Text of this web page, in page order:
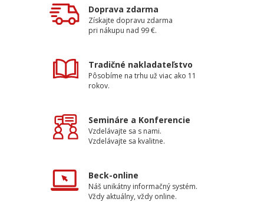
Doprava zdarma
Získajte dopravu zdarma
pri nákupu nad 99 €.
Tradičné nakladateľstvo
Pôsobíme na trhu už viac ako 11
rokov.
Semináre a Konferencie
Vzdelávajte sa s nami.
Vzdelávajte sa kvalitne.
Beck-online
Náš unikátny informačný systém.
Vždy aktuálny, vždy online.